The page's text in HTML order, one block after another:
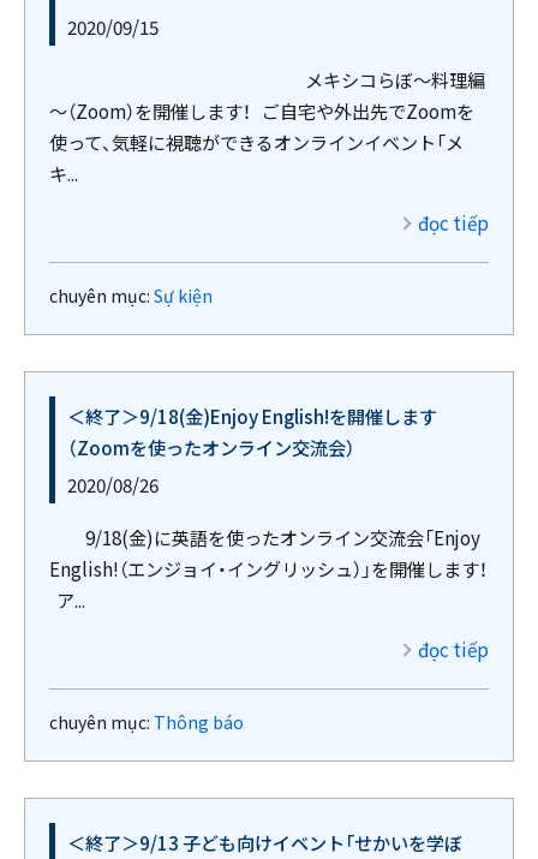
2020/09/15
メキシコらぼ～料理編
～（Zoom）を開催します！ ご自宅や外出先でZoomを
使って、気軽に視聴ができるオンラインイベント「メ
キ...
đọc tiếp
chuyên mục: Sự kiện
＜終了＞9/18(金)Enjoy English!を開催します
（Zoomを使ったオンライン交流会）
2020/08/26
9/18(金)に英語を使ったオンライン交流会「Enjoy
English!（エンジョイ・イングリッシュ）」を開催します！
ア...
đọc tiếp
chuyên mục: Thông báo
＜終了＞9/13 子ども向けイベント「せかいを学ぼ